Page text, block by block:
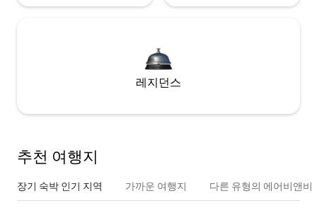
레지던스
추천 여행지
장기 숙박 인기 지역 가까운 여행지 다른 유형의 에어비앤비